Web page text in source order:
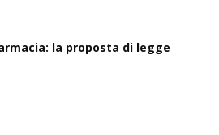
la proposta di legge